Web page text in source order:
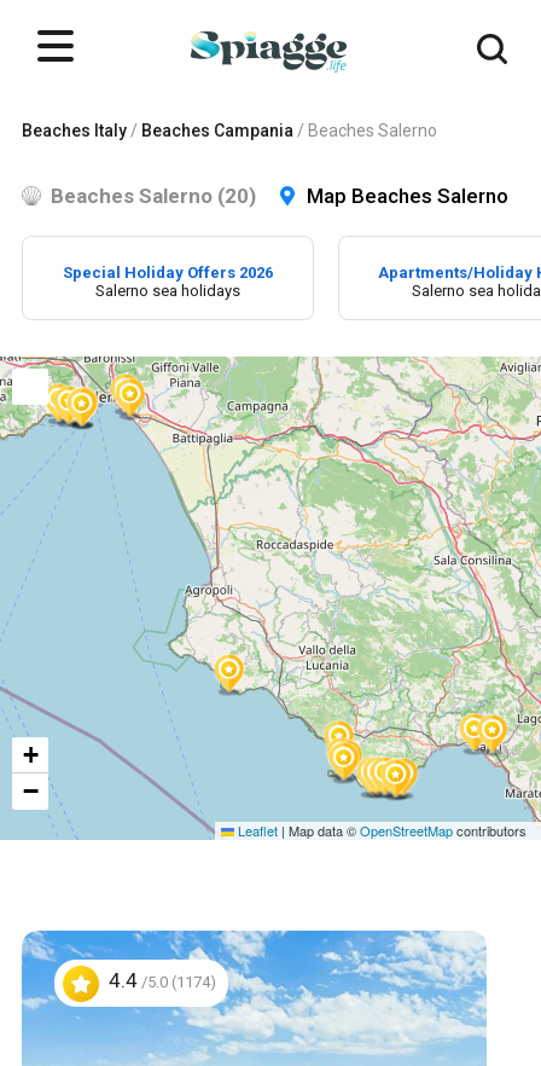
Beaches Italy/ Beaches Campania / Beaches Salerno
Beaches Salerno (20) Map Beaches Salerno
Special Holiday Offers 2026
Salerno sea holidays
Apartments/Holiday
Salerno sea
+
−
Leaflet | Map data ©OpenStreetMapcontributors
4.4/5.0 (1174)